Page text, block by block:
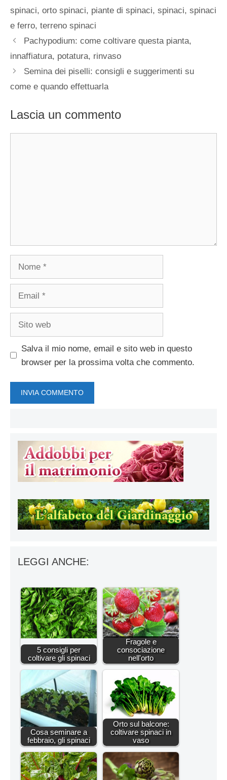
spinaci, orto spinaci, piante di spinaci, spinaci, spinaci
e ferro, terreno spinaci
Pachypodium: come coltivare questa pianta,
innaffiatura, potatura, rinvaso
Semina dei piselli: consigli e suggerimenti su
come e quando effettuarla
Lascia un commento
Salva il mio nome, email e sito web in questo
browser per la prossima volta che commento.
LEGGI ANCHE:
5 consigli per
coltivare gli spinaci
Fragole e
consociazione
nell'orto
Cosa seminare a
febbraio, gli spinaci
Orto sul balcone:
coltivare spinaci in
vaso